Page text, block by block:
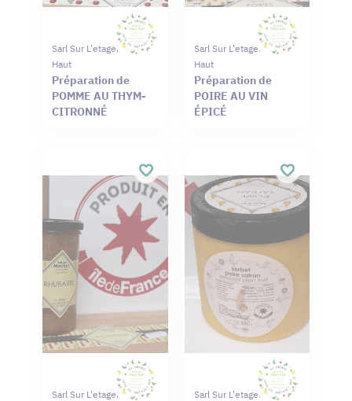
Sarl Sur L'etagere Du
Haut
Préparation de
POMME AU THYM-
CITRONNÉ
Sarl Sur L'etagere Du
Haut
Préparation de
POIRE AU VIN
ÉPICÉ
Sarl Sur L'etagere Du
Sarl Sur L'etagere Du